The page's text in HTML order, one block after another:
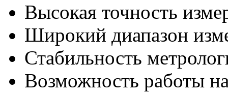
Высокая точность
Широкий диапазон
Стабильность
Возможность работы